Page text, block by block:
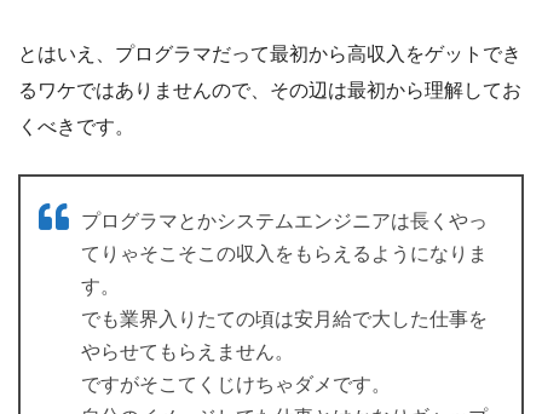
とはいえ、プログラマだって最初から高収入をゲットでき
るワケではありませんので、その辺は最初から理解してお
くべきです。
プログラマとかシステムエンジニアは長くやっ
てりゃそこそこの収入をもらえるようになりま
す。
でも業界入りたての頃は安月給で大した仕事を
やらせてもらえません。
ですがそこてくじけちゃダメです。